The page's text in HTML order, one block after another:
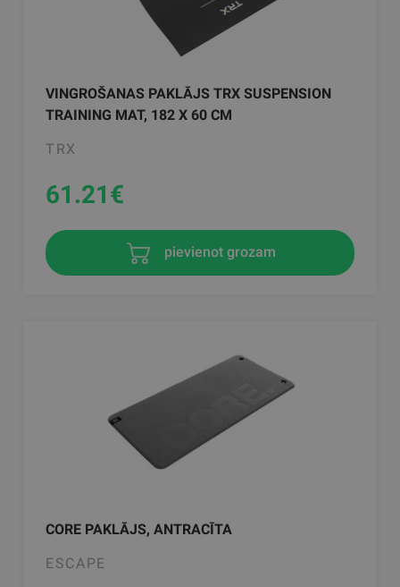
VINGROŠANAS PAKLĀJS TRX SUSPENSION
TRAINING MAT, 182 X 60 CM
TRX
61.21€
pievienot grozam
CORE PAKLĀJS, ANTRACĪTA
ESCAPE